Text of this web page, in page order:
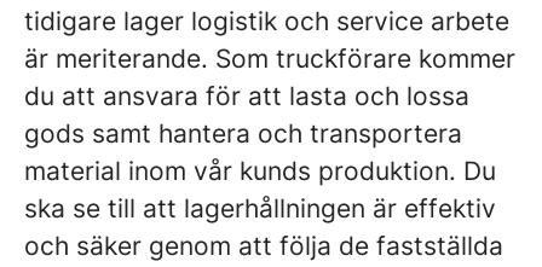
tidigare lager logistik och service arbete
är meriterande. Som truckförare kommer
du att ansvara för att lasta och lossa
gods samt hantera och transportera
material inom vår kunds produktion. Du
ska se till att lagerhållningen är effektiv
och säker genom att följa de fastställda